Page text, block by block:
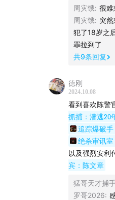
这期节目将从一
那段时间，顺风
鼓地筹备自己的
的狂欢。
一起来听故事吧！
甚至有时我
我看到一个小
小丑角 胆小
这雷鸣与电闪
但我只是个穷
他只是个穷人
饶了这怪胎一
我总是被人使
周灾饿: 很难
周灾饿: 突
犯了18岁之
罪拉到了
共9条回复
德刚
2024.10.08
看到喜欢陈警
抓捕：潜逃20
追踪爆破
绝杀审讯
以及强烈安利
宾：陈文章
猛哥天才捕
罗哥2026: